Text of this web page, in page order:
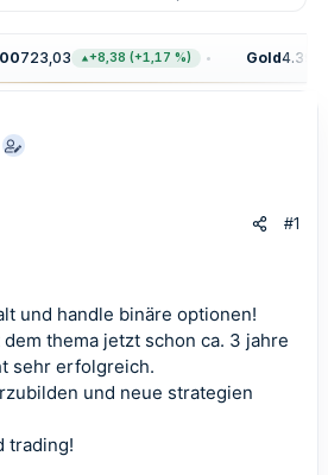
723,03 +8,38 (+1,17 %) Gold
#1
und handle binäre optionen!
thema jetzt schon ca. 3 jahre
sehr erfolgreich.
und neue strategien
trading!